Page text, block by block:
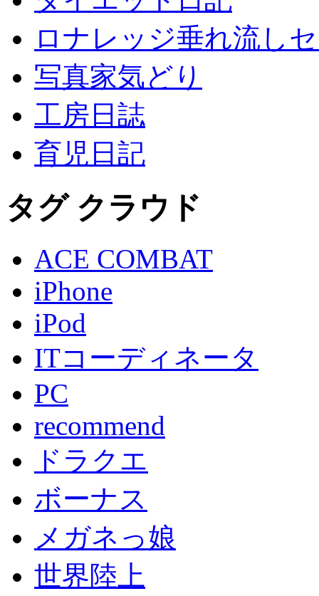
ロナレッジ垂れ流し
写真家気どり
工房日誌
育児日記
タグ クラウド
ACE COMBAT
iPhone
iPod
ITコーディネータ
PC
recommend
ドラクエ
ボーナス
メガネっ娘
世界陸上